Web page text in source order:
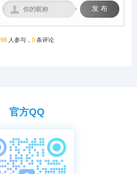
发 布

96 人参与， 0条评论
官方QQ